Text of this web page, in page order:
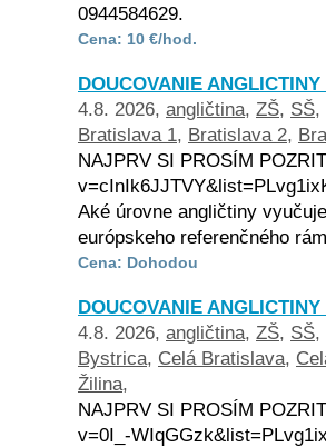
0944584629.
Cena: 10 €/hod.
DOUCOVANIE
4.8. 2026, angličtina, ZŠ, SŠ,
Bratislava 1, Bratislava 2,
NAJPRV SI PROSÍM
Aké úrovne angličtiny
európskeho referenčného
Cena: Dohodou
DOUCOVANIE
4.8. 2026, angličtina, ZŠ, SŠ,
Bystrica, Celá Bratislava,
Žilina,
NAJPRV SI PROSÍM
v=0I_-